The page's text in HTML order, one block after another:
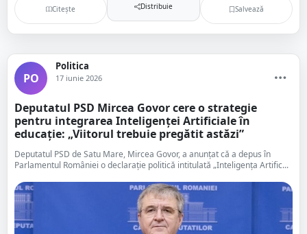
Citește Distribuie Salvează
PO
Politica
17 iunie 2026
Deputatul PSD Mircea Govor cere o strategie
pentru integrarea Inteligenței Artificiale în
educație: „Viitorul trebuie pregătit astăzi”
Deputatul PSD de Satu Mare, Mircea Govor, a anunțat că a depus în
Parlamentul României o declarație politică intitulată „Inteligența Artific...